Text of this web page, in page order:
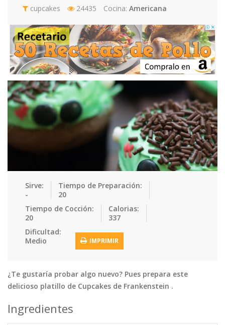
Ensaladas Equipment Frutas Galletas
Gelatinas Guarnicion… Helados Hot Dogs
Huevos Mariscos Mermeladas Muffins
Panes Para Niños Pastas Pasteles
Pescados Platos Fue… Pollo
Postres Recetas de… Recetas Do… Recetas Fá…
Recetas Me… Recetas Na…
Sandwiches Snacks
Tacos
Tortas Vegetales
Vegetarian…
Tips y Trucos
cupcakes 24435 Cocina: Americana
Sirve:
-
Tiempo de Preparación:
20
Tiempo de Cocción:
20
Calorias:
337
Dificultad:
Medio
IMPRIMIR
¿Te gustaría probar algo nuevo? Pues prepara este
delicioso platillo de Cupcakes de Frankenstein .
Ingredientes